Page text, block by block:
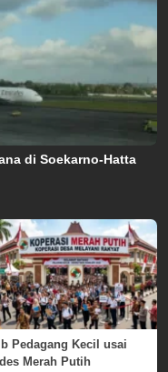
di Soekarno-Hatta
Pedagang Kecil usai
Merah Putih